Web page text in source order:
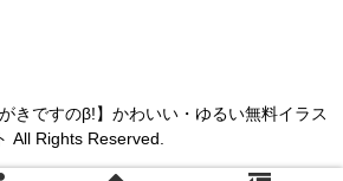
きですのβ!】かわいい・ゆるい無料イラス
All Rights Reserved.